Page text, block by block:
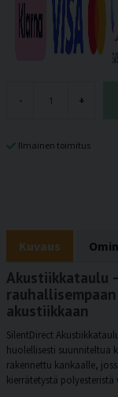
- +
Ilmainen toimitus
Kuvaus
Akustiikkataulu
akustiikkaan
SilentDirect
huolellisesti suunniteltua
rakennettu kankaalle,
kierrätetystä